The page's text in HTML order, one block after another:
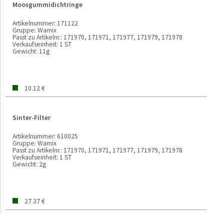
Moosgummidichtringe
Artikelnummer: 171122
Gruppe: Wamix
Passt zu Artikelnr.: 171970, 171971, 171977, 171979, 171978
Verkaufseinheit: 1 ST
Gewicht: 11g
10.12 €
Sinter-Filter
Artikelnummer: 610025
Gruppe: Wamix
Passt zu Artikelnr.: 171970, 171971, 171977, 171979, 171978
Verkaufseinheit: 1 ST
Gewicht: 2g
27.37 €